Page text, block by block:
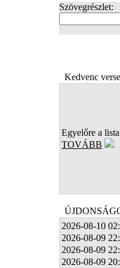
Szövegrészlet:
Kedvenc
Egyelőre a
TOVÁBB
2026-08-10
2026-08-09
2026-08-09
2026-08-09